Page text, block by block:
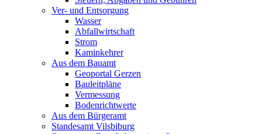
Ver- und Entsorgung
Wasser
Abfallwirtschaft
Strom
Kaminkehrer
Aus dem Bauamt
Geoportal Gerzen
Bauleitpläne
Vermessung
Bodenrichtwerte
Aus dem Bürgeramt
Standesamt Vilsbiburg